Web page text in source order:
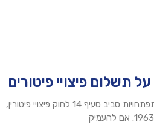
מבוא כאן ברצוני לסקור את ההתפתחויות סביב סעיף 14 לחוק פיצויי פיטורין,